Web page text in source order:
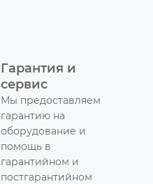
Гарантия и
сервис
Мы предоставляем
гарантию на
оборудование и
помощь в
гарантийном и
постгарантийном